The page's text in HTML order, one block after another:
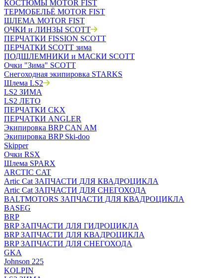
КОСТЮМЫ MOTOR FIST
ТЕРМОБЕЛЬЁ MOTOR FIST
ШЛЕМА MOTOR FIST
ОЧКИ и ЛИНЗЫ SCOTT
ПЕРЧАТКИ FISSION SCOTT
ПЕРЧАТКИ SCOTT зима
ПОДШЛЕМНИКИ и МАСКИ SCOTT
Очки "Зима" SCOTT
Снегоходная экипировка STARKS
Шлема LS2
LS2 ЗИМА
LS2 ЛЕТО
ПЕРЧАТКИ CKX
ПЕРЧАТКИ ANGLER
Экипировка BRP CAN AM
Экипировка BRP Ski-doo
Skipper
Очки RSX
Шлема SPARX
ARCTIC CAT
Artic Cat ЗАПЧАСТИ ДЛЯ КВАДРОЦИКЛА
Artic Cat ЗАПЧАСТИ ДЛЯ СНЕГОХОДА
BALTMOTORS ЗАПЧАСТИ ДЛЯ КВАДРОЦИКЛА
BASEG
BRP
BRP ЗАПЧАСТИ ДЛЯ ГИДРОЦИКЛА
BRP ЗАПЧАСТИ ДЛЯ КВАДРОЦИКЛА
BRP ЗАПЧАСТИ ДЛЯ СНЕГОХОДА
GKA
Johnson 225
KOLPIN